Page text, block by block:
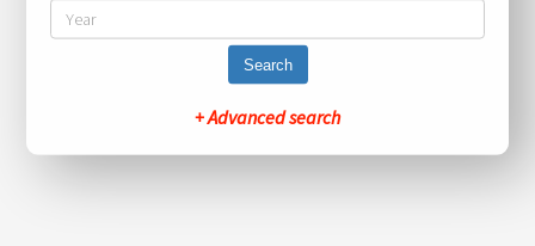
Search
+ Advanced search